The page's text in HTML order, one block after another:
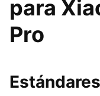
para
Pro